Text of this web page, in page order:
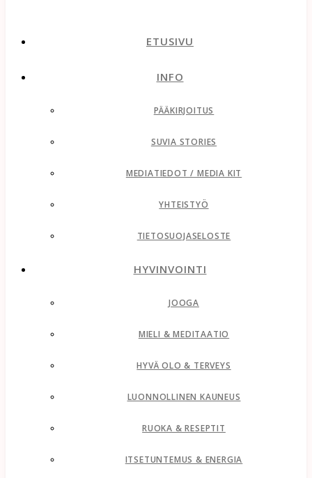
ETUSIVU
INFO
PÄÄKIRJOITUS
SUVIA STORIES
MEDIATIEDOT / MEDIA KIT
YHTEISTYÖ
TIETOSUOJASELOSTE
HYVINVOINTI
JOOGA
MIELI & MEDITAATIO
HYVÄ OLO & TERVEYS
LUONNOLLINEN KAUNEUS
RUOKA & RESEPTIT
ITSETUNTEMUS & ENERGIA